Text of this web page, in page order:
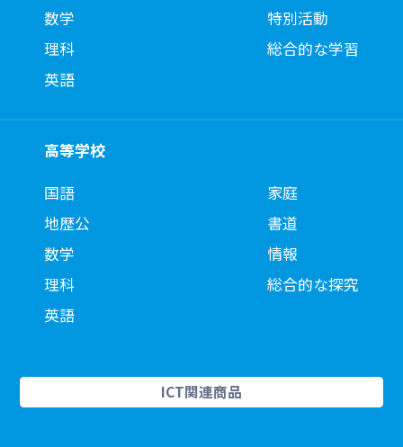
数学
理科
英語
特別活動
総合的な学習
高等学校
国語
地歴公
数学
理科
英語
家庭
書道
情報
総合的な探究
ICT関連商品